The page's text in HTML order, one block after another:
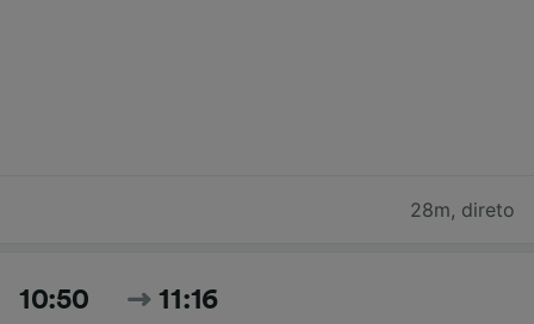
28m, direto
10:50 11:16